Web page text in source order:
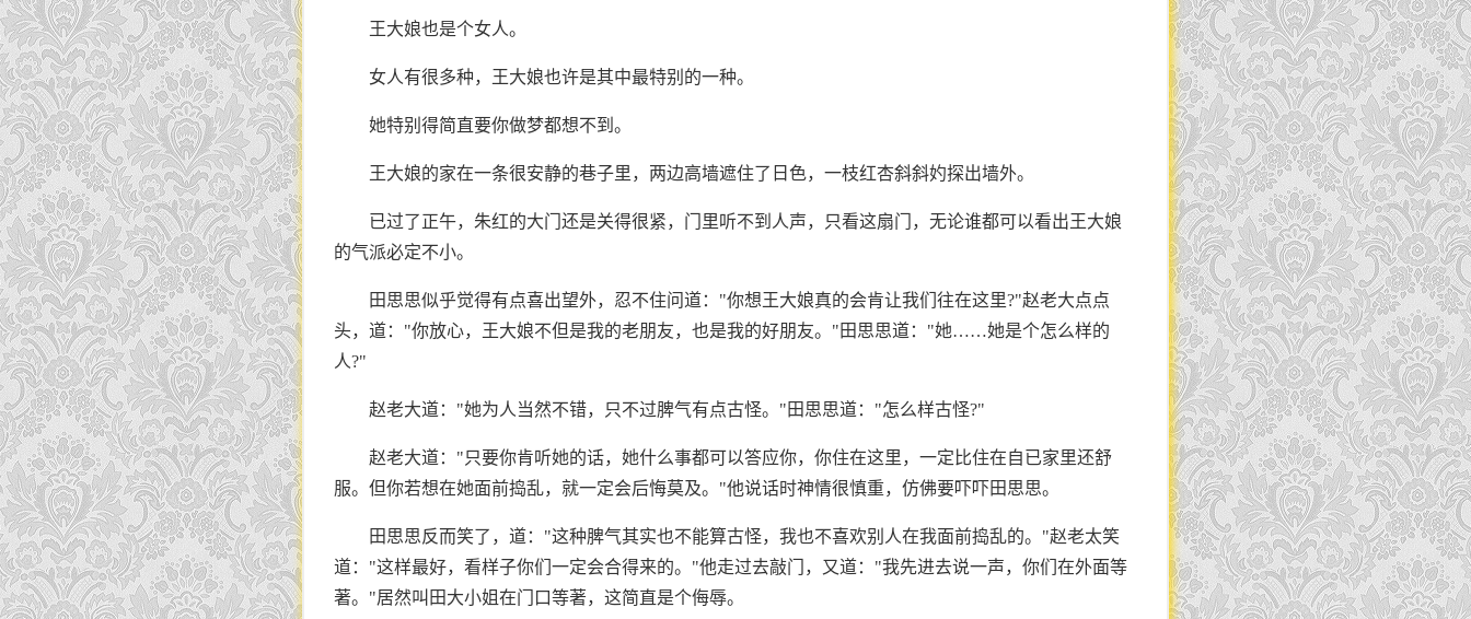
王大娘也是个女人。
女人有很多种，王大娘也许是其中最特别的一种。
她特别得简直要你做梦都想不到。
王大娘的家在一条很安静的巷子里，两边高墙遮住了日色，一枝红杏斜斜妁探出墙外。
已过了正午，朱红的大门还是关得很紧，门里听不到人声，只看这扇门，无论谁都可以看出王大娘
的气派必定不小。
田思思似乎觉得有点喜出望外，忍不住问道："你想王大娘真的会肯让我们往在这里?"赵老大点点
头，道："你放心，王大娘不但是我的老朋友，也是我的好朋友。"田思思道："她……她是个怎么样的
人?"
赵老大道："她为人当然不错，只不过脾气有点古怪。"田思思道："怎么样古怪?"
赵老大道："只要你肯听她的话，她什么事都可以答应你，你住在这里，一定比住在自已家里还舒
服。但你若想在她面前捣乱，就一定会后悔莫及。"他说话时神情很慎重，仿佛要吓吓田思思。
田思思反而笑了，道："这种脾气其实也不能算古怪，我也不喜欢别人在我面前捣乱的。"赵老太笑
道："这样最好，看样子你们一定会合得来的。"他走过去敲门，又道："我先进去说一声，你们在外面等
著。"居然叫田大小姐在门口等著，这简直是个侮辱。